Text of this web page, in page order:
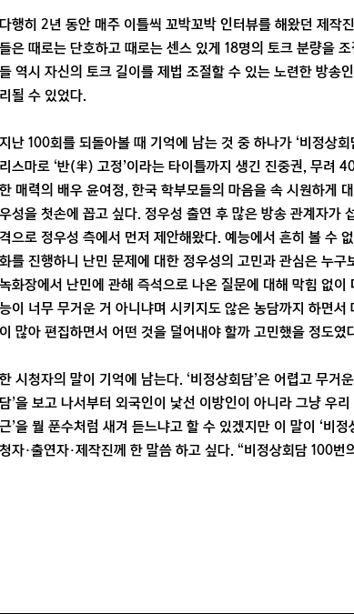
다행히 2년 동안 매주 이틀씩 꼬박꼬박 인터뷰를 해왔던 제작
들은 때로는 단호하고 때로는 센스 있게 18명의 토크 분량을
들 역시 자신의 토크 길이를 제법 조절할 수 있는 노련한 방송
리될 수 있었다.
지난 100회를 되돌아볼 때 기억에 남는 것 중 하나가 ‘비정상
리스마로 ‘반(半) 고정’이라는 타이틀까지 생긴 진중권, 무려
한 매력의 배우 윤여정, 한국 학부모들의 마음을 속 시원하게
우성을 첫손에 꼽고 싶다. 정우성 출연 후 많은 방송 관계자가
격으로 정우성 측에서 먼저 제안해왔다. 예능에서 흔히 볼 수
화를 진행하니 난민 문제에 대한 정우성의 고민과 관심은 누
녹화장에서 난민에 관해 즉석으로 나온 질문에 대해 막힘 없
능이 너무 무거운 거 아니냐며 시키지도 않은 농담까지 하면
이 많아 편집하면서 어떤 것을 덜어내야 할까 고민했을 정도였
한 시청자의 말이 기억에 남는다. ‘비정상회담’은 어렵고 무
담’을 보고 나서부터 외국인이 낯선 이방인이 아니라 그냥 우
근’을 뭘 푼수처럼 새겨 듣느냐고 할 수 있겠지만 이 말이 ‘비
청자·출연자·제작진께 한 말씀 하고 싶다. “비정상회담 100번